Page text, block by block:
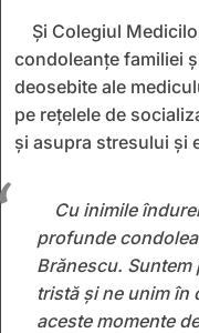
Și Colegiul
condoleanțe familiei
deosebite ale
pe rețelele de
și asupra stresului și
Cu inimile
profunde
Brănescu.
tristă și ne unim în
aceste momente